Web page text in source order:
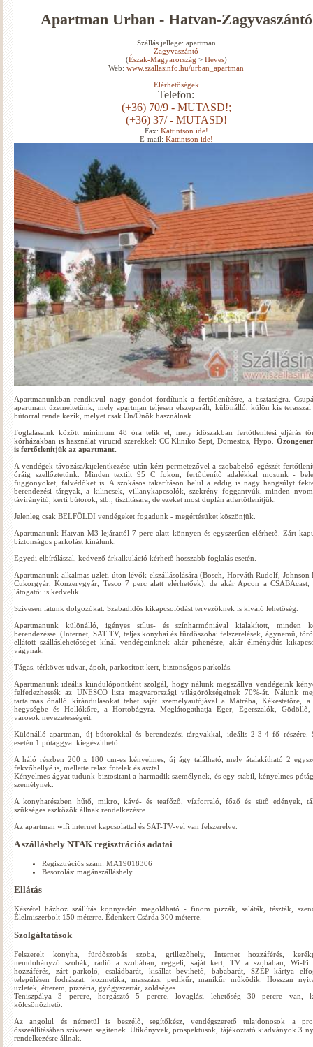
Apartman Urban - Hatvan-Zagyvaszántó
Szállás jellege: apartman
Zagyvaszántó
(Észak-Magyarország > Heves)
Web: www.szallasinfo.hu/urban_apartman
Elérhetőségek
Telefon:
(+36) 70/9 - MUTASD!;
(+36) 37/ - MUTASD!
Fax: Kattintson ide!
E-mail: Kattintson ide!
Apartmanunkban rendkivül nagy gondot fordítunk a fertőtlenítésre, a tisztaságra.
apartmant üzemeltetünk, mely apartman teljesen elszeparált, különálló, külön kis
bútorral rendelkezik, melyet csak Ön/Önök használnak.
Foglalásaink között minimum 48 óra telik el, mely időszakban fertőtlenítési eljárás
kórházakban is használat virucid szerekkel: CC Kliniko Sept, Domestos, Hypo.
is fertőtlenítjük az apartmant.
A vendégek távozása/kijelentkezése után kézi permetezővel a szobabelső egészét
óráig szellőztetünk. Minden textilt 95 C fokon, fertőtlenítő adalékkal mosunk -
függönyöket, falvédőket is. A szokásos takarításon belül a eddig is nagy hangsúlyt
berendezési tárgyak, a kilincsek, villanykapcsolók, szekrény foggantyúk, minden
távirányitó, kerti bútorok, stb., tisztítására, de ezeket most duplán átfertőtlenítjük.
Jelenleg csak BELFÖLDI vendégeket fogadunk - megértésüket köszönjük.
Apartmanunk Hatvan M3 lejárattól 7 perc alatt könnyen és egyszerűen elérhető. Zárt
biztonságos parkolást kínálunk.
Egyedi elbírálással, kedvező árkalkuláció kérhető hosszabb foglalás esetén.
Apartmanunk alkalmas üzleti úton lévők elszállásolására (Bosch, Horváth Rudolf, Johnson
Cukorgyár, Konzervgyár, Tesco 7 perc alatt elérhetőek), de akár Apcon a CSABAcast,
látogatói is kedvelik.
Szívesen látunk dolgozókat. Szabadidős kikapcsolódást tervezőknek is kiváló lehetőség.
Apartmanunk különálló, igényes stílus- és színharmóniával kialakított, minden
berendezéssel (Internet, SAT TV, teljes konyhai és fürdőszobai felszerelések, ágynemű,
ellátott szálláslehetőséget kínál vendégeinknek akár pihenésre, akár élménydús
vágynak.
Tágas, térköves udvar, ápolt, parkosított kert, biztonságos parkolás.
Apartmanunk ideális kiindulópontként szolgál, hogy nálunk megszállva vendégeink
felfedezhessék az UNESCO lista magyarországi világörökségeinek 70%-át. Nálunk
tartalmas önálló kirándulásokat tehet saját személyautójával a Mátrába, Kékestetőre, a
hegységbe és Hollókőre, a Hortobágyra. Meglátogathatja Eger, Egerszalók, Gödöllő,
városok nevezetességeit.
Különálló apartman, új bútorokkal és berendezési tárgyakkal, ideális 2-3-4 fő részére.
esetén 1 pótággyal kiegészíthető.
A háló részben 200 x 180 cm-es kényelmes, új ágy található, mely átalakítható 2
fekvőhellyé is, mellette relax fotelek és asztal.
Kényelmes ágyat tudunk biztositani a harmadik személynek, és egy stabil, kényelmes
személynek.
A konyharészben hűtő, mikro, kávé- és teafőző, vízforraló, főző és sütő edények,
szükséges eszközök állnak rendelkezésre.
Az apartman wifi internet kapcsolattal és SAT-TV-vel van felszerelve.
A szálláshely NTAK regisztrációs adatai
Regisztrációs szám: MA19018306
Besorolás: magánszálláshely
Ellátás
Készétel házhoz szállítás könnyedén megoldható - finom pizzák, saláták, tészták,
Élelmiszerbolt 150 méterre. Édenkert Csárda 300 méterre.
Szolgáltatások
Felszerelt konyha, fürdőszobás szoba, grillezőhely, Internet hozzáférés,
nemdohányzó szobák, rádió a szobában, reggeli, saját kert, TV a szobában, Wi-Fi
hozzáférés, zárt parkoló, családbarát, kisállat bevihető, bababarát, SZÉP kártya
településen fodrászat, kozmetika, masszázs, pedikűr, manikűr működik. Hosszan
üzletek, étterem, pizzéria, gyógyszertár, zöldséges.
Teniszpálya 3 percre, horgásztó 5 percre, lovaglási lehetőség 30 percre van,
kölcsönözhető.
Az angolul és németül is beszélő, segítőkész, vendégszerető tulajdonosok a
összeállításában szívesen segítenek. Útikönyvek, prospektusok, tájékoztató kiadványok 3
rendelkezésre állnak.